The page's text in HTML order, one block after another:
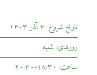
تاریخ شروع: ۳ آذر ۱۴۰۳
روزهای: شنبه
ساعت: ۱۸:۳۰-۲۰:۳۰